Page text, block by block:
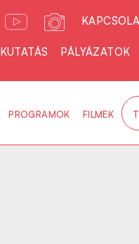
KUTATÁS PÁLYÁZATOK
PROGRAMOK FILMEK